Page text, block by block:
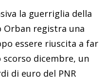
la guerriglia della
registra una
essere riuscita a far
scorso dicembre, un
di euro del PNR